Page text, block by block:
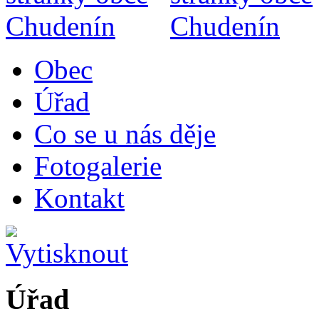
Obec
Úřad
Co se u nás děje
Fotogalerie
Kontakt
Úřad